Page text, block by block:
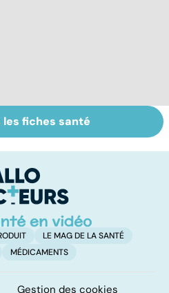
Vivre après un
cancer
fiches santé
LE MAG DE LA SANTÉ
MÉDICAMENTS
Gestion des cookies